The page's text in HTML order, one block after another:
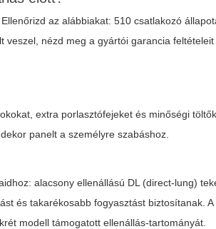
az alábbiakat: 510 csatlakozó
nézd meg a gyártói garancia
extra porlasztófejeket és minőségi
panelt a személyre szabáshoz.
alacsony ellenállású DL (direct-lung)
és takarékosabb fogyasztást biztosítanak. A
modell támogatott ellenállás-tartományát.